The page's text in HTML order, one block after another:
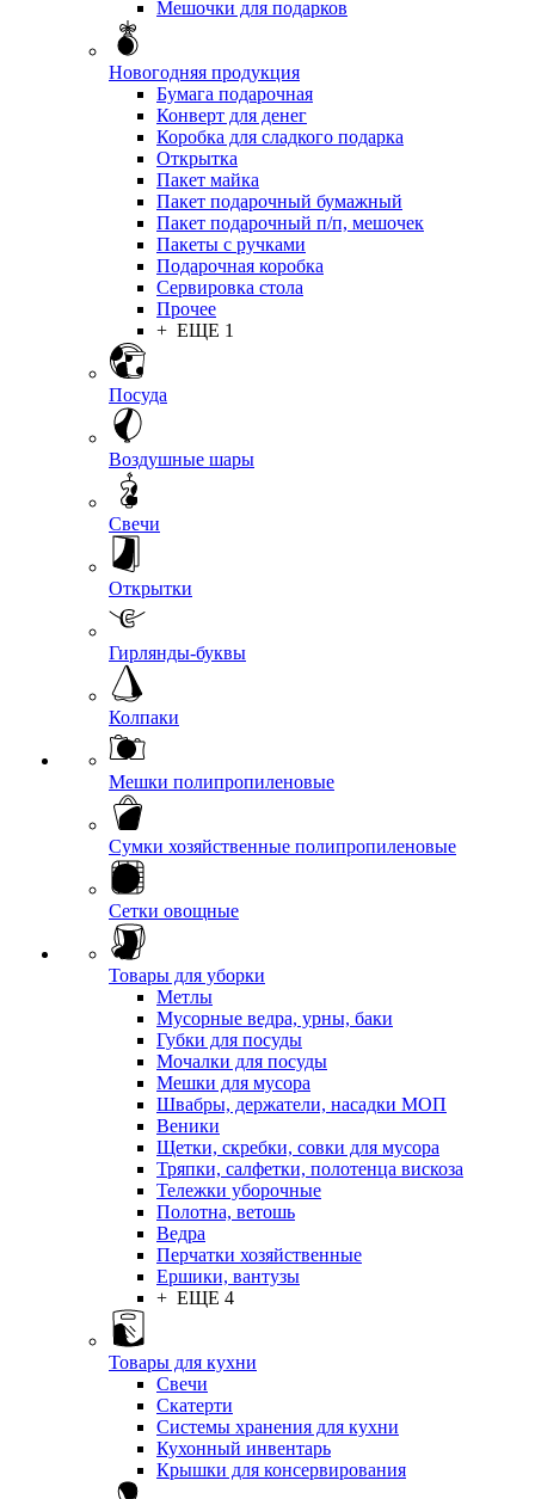
Мешочки для подарков
Новогодняя продукция
Бумага подарочная
Конверт для денег
Коробка для сладкого подарка
Открытка
Пакет майка
Пакет подарочный бумажный
Пакет подарочный п/п, мешочек
Пакеты с ручками
Подарочная коробка
Сервировка стола
Прочее
+ ЕЩЕ 1
Посуда
Воздушные шары
Свечи
Открытки
Гирлянды-буквы
Колпаки
Мешки полипропиленовые
Сумки хозяйственные полипропиленовые
Сетки овощные
Товары для уборки
Метлы
Мусорные ведра, урны, баки
Губки для посуды
Мочалки для посуды
Мешки для мусора
Швабры, держатели, насадки МОП
Веники
Щетки, скребки, совки для мусора
Тряпки, салфетки, полотенца вискоза
Тележки уборочные
Полотна, ветошь
Ведра
Перчатки хозяйственные
Ершики, вантузы
+ ЕЩЕ 4
Товары для кухни
Свечи
Скатерти
Системы хранения для кухни
Кухонный инвентарь
Крышки для консервирования